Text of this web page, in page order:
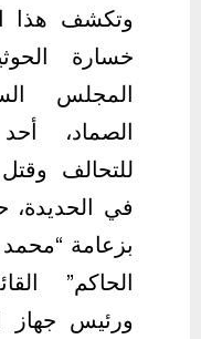
وتكشف هذا
خسارة
المجلس
الصماد، أحد
للتحالف
في الحديدة،
بزعامة
الحاكم”
ورئيس جهاز